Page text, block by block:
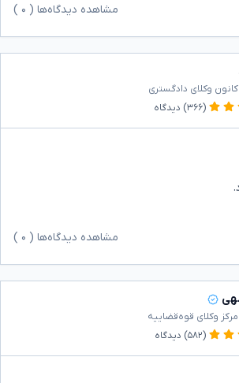
مشاهده دیدگاه‌ها ( ۰
وکلای دادگستری
(۳۶۶) دیدگاه
مشاهده دیدگاه‌ها ( ۰
وکلای قوه‌قضاییه
(۵۸۲) دیدگاه